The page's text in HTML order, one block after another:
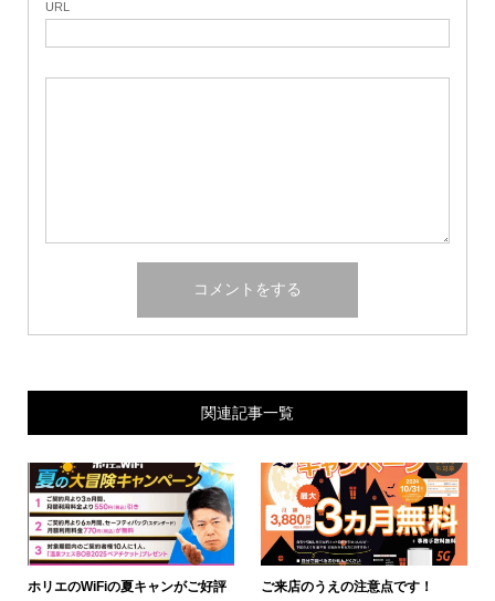
URL
関連記事一覧
ホリエのWiFiの夏キャンがご好評
ご来店のうえの注意点です！